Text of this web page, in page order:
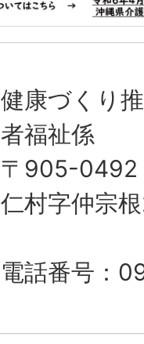
健康づくり
者福祉係
〒905-0492
仁村字仲宗
電話番号：